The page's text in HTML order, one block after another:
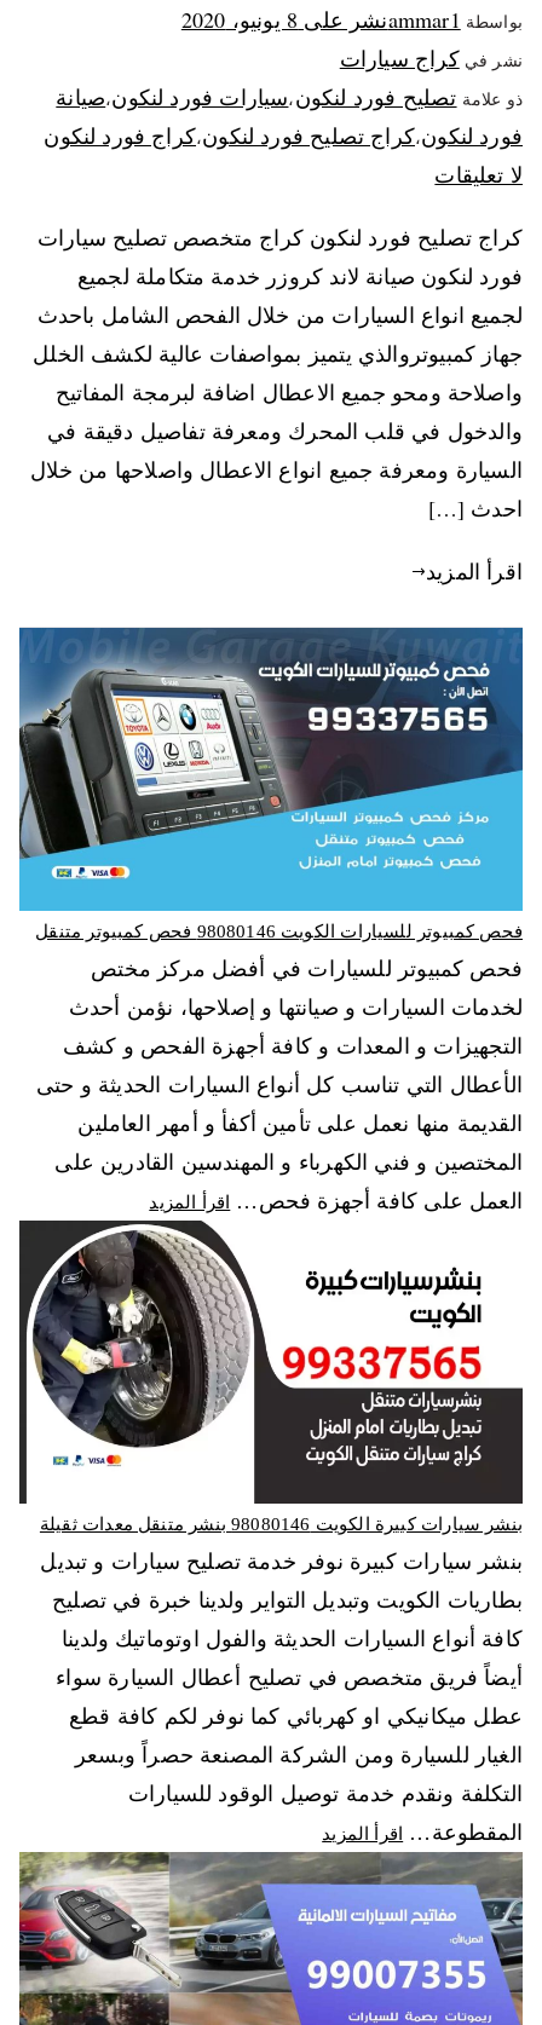
بواسطة ammar1نشر على 8 يونيو، 2020
نشر في كراج سيارات
ذو علامة تصليح فورد لنكون،سيارات فورد لنكون،صيانة
فورد لنكون،كراج تصليح فورد لنكون،كراج فورد لنكون
لا تعليقات
كراج تصليح فورد لنكون كراج متخصص تصليح سيارات
فورد لنكون صيانة لاند كروزر خدمة متكاملة لجميع
لجميع انواع السيارات من خلال الفحص الشامل باحدث
جهاز كمبيوتروالذي يتميز بمواصفات عالية لكشف الخلل
واصلاحة ومحو جميع الاعطال اضافة لبرمجة المفاتيح
والدخول في قلب المحرك ومعرفة تفاصيل دقيقة في
السيارة ومعرفة جميع انواع الاعطال واصلاحها من خلال
احدث […]
اقرأ المزيد
فحص كمبيوتر للسيارات الكويت 98080146‬ فحص كمبيوتر متنقل
فحص كمبيوتر للسيارات في أفضل مركز مختص
لخدمات السيارات و صيانتها و إصلاحها، نؤمن أحدث
التجهيزات و المعدات و كافة أجهزة الفحص و كشف
الأعطال التي تناسب كل أنواع السيارات الحديثة و حتى
القديمة منها نعمل على تأمين أكفأ و أمهر العاملين
المختصين و فني الكهرباء و المهندسين القادرين على
العمل على كافة أجهزة فحص…
اقرأ المزيد
بنشر سيارات كبيرة الكويت 98080146‬ بنشر متنقل معدات ثقيلة
بنشر سيارات كبيرة نوفر خدمة تصليح سيارات و تبديل
بطاريات الكويت وتبديل التواير ولدينا خبرة في تصليح
كافة أنواع السيارات الحديثة والفول اوتوماتيك ولدينا
أيضاً فريق متخصص في تصليح أعطال السيارة سواء
عطل ميكانيكي او كهربائي كما نوفر لكم كافة قطع
الغيار للسيارة ومن الشركة المصنعة حصراً وبسعر
التكلفة ونقدم خدمة توصيل الوقود للسيارات
المقطوعة…
اقرأ المزيد